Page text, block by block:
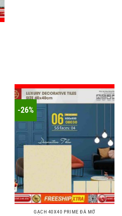
-26%
GẠCH 40X40 PRIME ĐÁ MỜ